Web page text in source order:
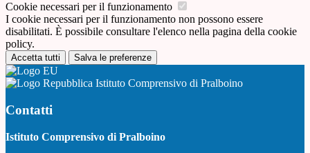
Cookie necessari per il funzionamento
I cookie necessari per il funzionamento non possono essere
disabilitati. È possibile consultare l'elenco nella pagina della cookie
policy.
Accetta tutti Salva le preferenze
Istituto Comprensivo di Pralboino
Contatti
Istituto Comprensivo di Pralboino